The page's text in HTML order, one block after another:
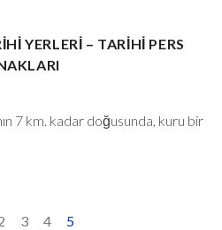
YERLERI – TARIHI PERS
7 km. kadar doğusunda, kuru bir
3 4 5